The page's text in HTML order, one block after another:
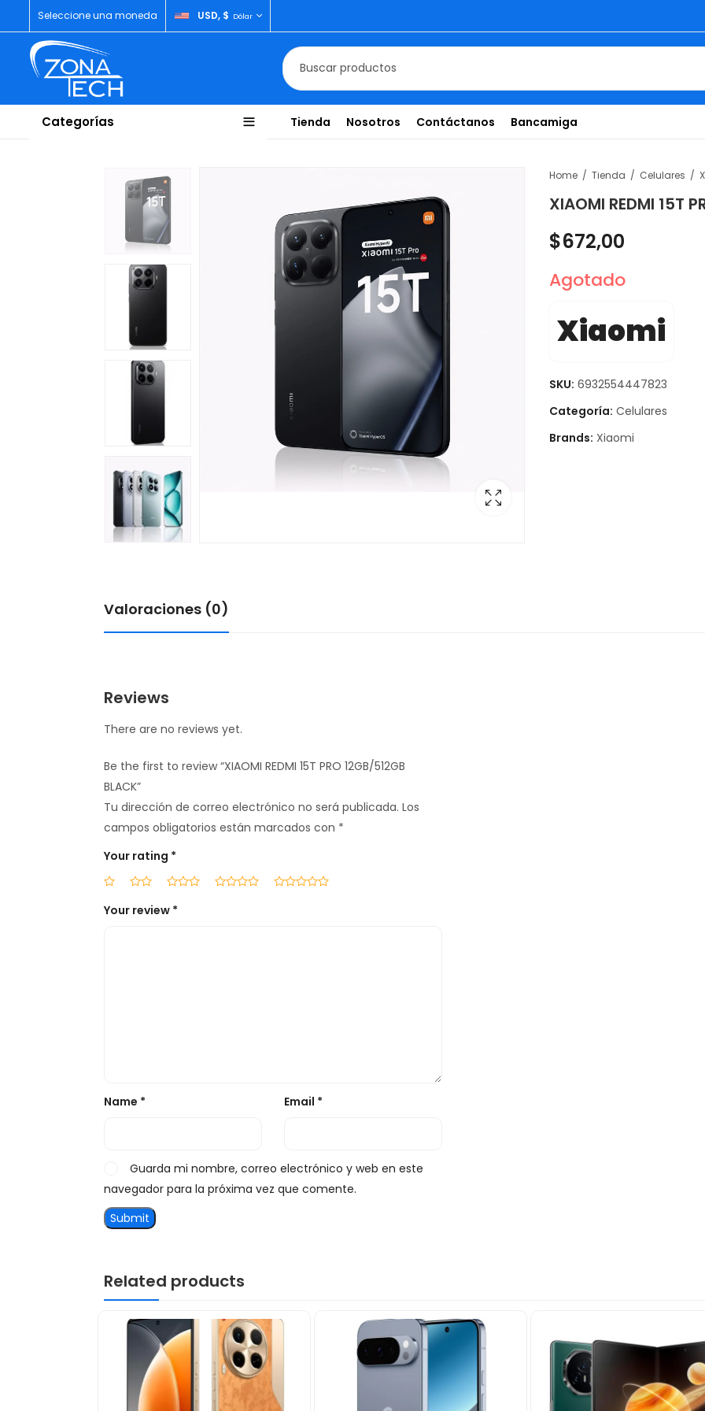
Seleccione una moneda USD, $ Dólar
Categorías Tienda Nosotros Contáctanos Bancamiga
Home Tienda Celulares
XIAOMI REDMI 15T
$672,00
Agotado
Xiaomi
SKU: 6932554447823
Categoría: Celulares
Brands: Xiaomi
Valoraciones (0)
Reviews
There are no reviews yet.
Be the first to review “XIAOMI REDMI 15T PRO 12GB/512GB
BLACK”
Tu dirección de correo electrónico no será publicada. Los
campos obligatorios están marcados con *
Your rating *
Your review *
Name * Email *
Guarda mi nombre, correo electrónico y web en este
navegador para la próxima vez que comente.
Related products